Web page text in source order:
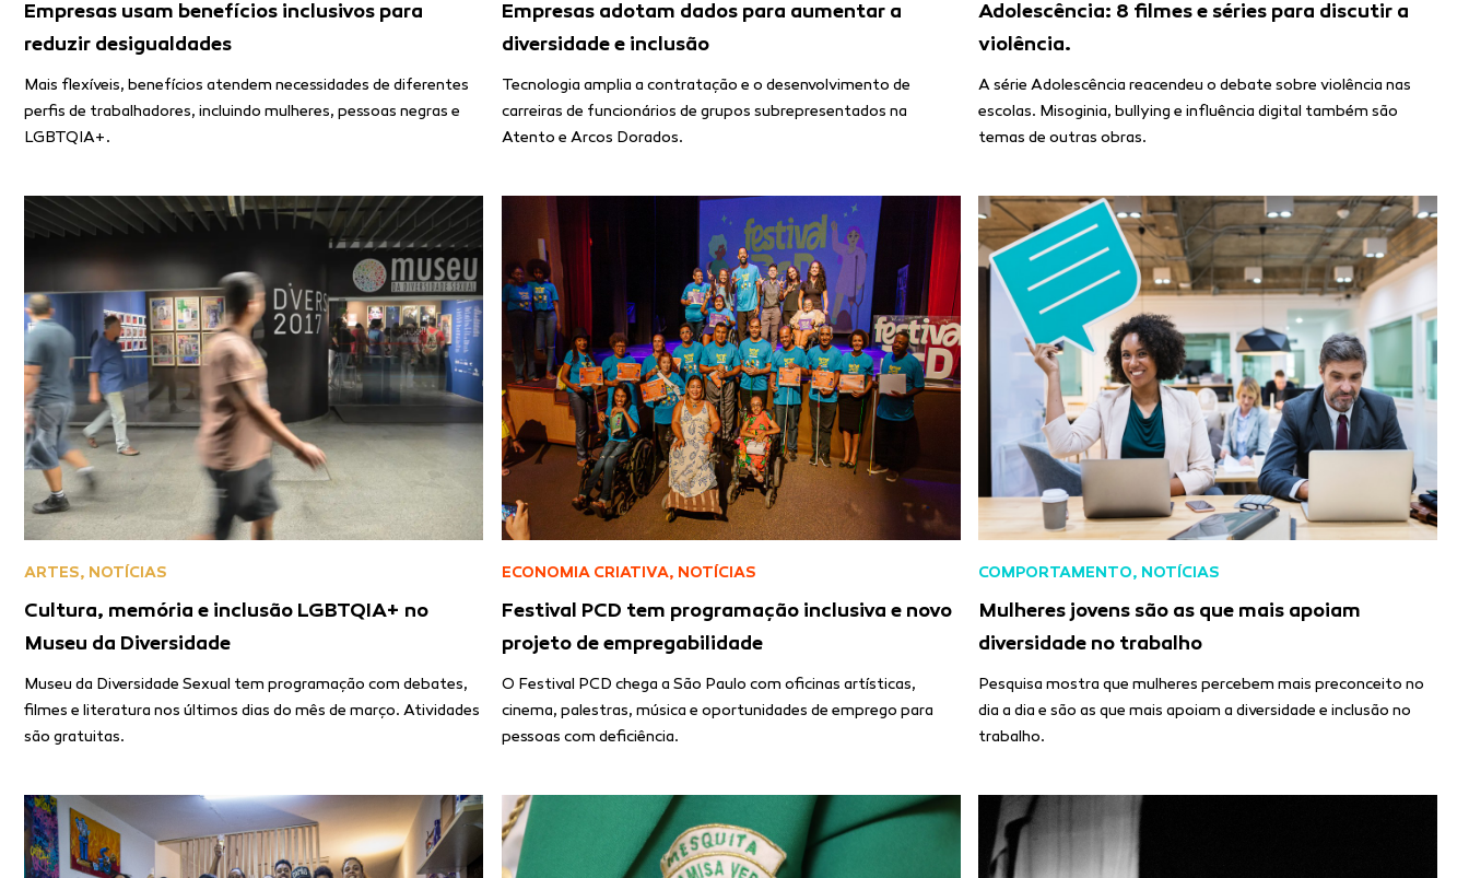
Empresas usam benefícios inclusivos para
reduzir desigualdades
Mais flexíveis, benefícios atendem necessidades de diferentes
perfis de trabalhadores, incluindo mulheres, pessoas negras e
LGBTQIA+.
Empresas adotam dados para aumentar a
diversidade e inclusão
Tecnologia amplia a contratação e o desenvolvimento de
carreiras de funcionários de grupos subrepresentados na
Atento e Arcos Dorados.
Adolescência: 8 filmes e séries para discutir a
violência.
A série Adolescência reacendeu o debate sobre violência nas
escolas. Misoginia, bullying e influência digital também são
temas de outras obras.
ARTES, NOTÍCIAS
Cultura, memória e inclusão LGBTQIA+ no
Museu da Diversidade
Museu da Diversidade Sexual tem programação com debates,
filmes e literatura nos últimos dias do mês de março. Atividades
são gratuitas.
ECONOMIA CRIATIVA, NOTÍCIAS
Festival PCD tem programação inclusiva e novo
projeto de empregabilidade
O Festival PCD chega a São Paulo com oficinas artísticas,
cinema, palestras, música e oportunidades de emprego para
pessoas com deficiência.
COMPORTAMENTO, NOTÍCIAS
Mulheres jovens são as que mais apoiam
diversidade no trabalho
Pesquisa mostra que mulheres percebem mais preconceito no
dia a dia e são as que mais apoiam a diversidade e inclusão no
trabalho.